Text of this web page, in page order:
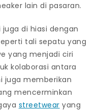
lain di pasaran.
juga di hiasi dengan
tali sepatu yang
yang menjadi ciri
kolaborasi antara
juga memberikan
mencerminkan
streetwear yang